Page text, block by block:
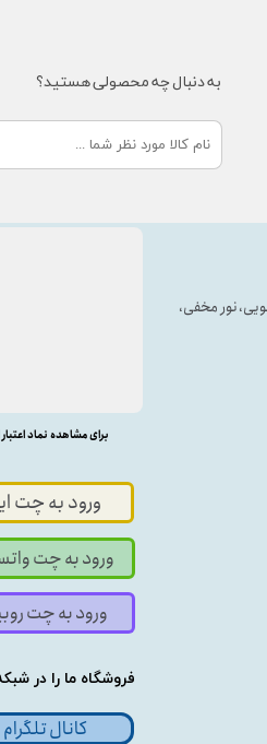
فروشگاه ما را در
نور مخفی،
ورود به چت
ورود به چت
برای مشاهده نماد
کانال تلگرام
ورود به چت
به دنبال چه محصولی هستید؟